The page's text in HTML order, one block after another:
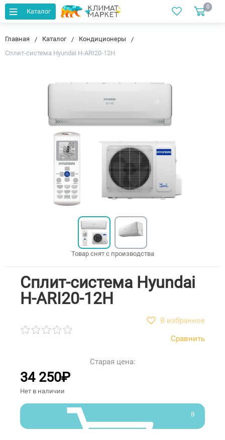
Каталог
0
Главная Каталог
Кондиционеры
Сплит-система Hyundai H-ARI20-12H
Товар снят с производства
Сплит-система Hyundai
H-ARI20-12H
В избранное
Сравнить
Старая цена:
34 250₽
Нет в наличии
В